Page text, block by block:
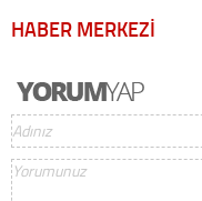
HABER MERKEZİ